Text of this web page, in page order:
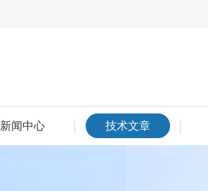
新闻中心 技术文章